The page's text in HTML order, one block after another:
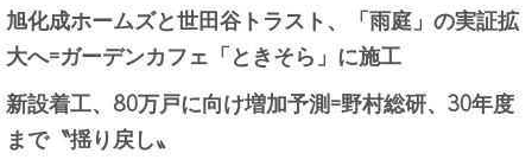
旭化成ホームズと世田谷トラスト、「雨庭」の実証拡
大へ=ガーデンカフェ「ときそら」に施工
新設着工、80万戸に向け増加予測=野村総研、30年度
まで〝揺り戻し〟